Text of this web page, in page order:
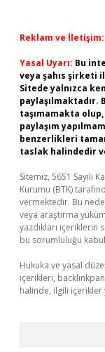
Reklam ve İletişim:
Yasal Uyarı: Bu
veya şahıs şirketi
Sitede yalnızca
taşımamakta
paylaşım
benzerlikleri
taslak halindedir
Sitemiz, 5651 Sayılı
Kurumu (BTK)
vermektedir. Bu
veya araştırma
yazdıkları içeriklerin
bu sorumluluğu
Hukuka ve yasal
içerikleri,
halinde, ilgili içerikler